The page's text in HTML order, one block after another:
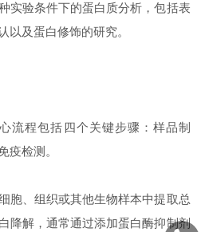
实验条件下的蛋白质分析，包括表
以及蛋白修饰的研究。
程包括四个关键步骤：样品制
疫检测。
、组织或其他生物样本中提取总
降解，通常通过添加蛋白酶抑制剂